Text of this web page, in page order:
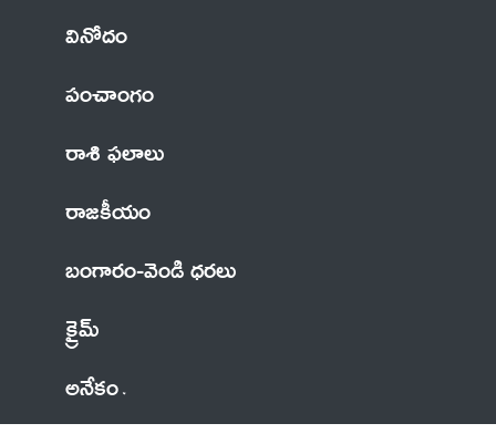
వినోదం
పంచాంగం
రాశి ఫలాలు
రాజకీయం
బంగారం-వెండి ధరలు
క్రైమ్
అనేకం